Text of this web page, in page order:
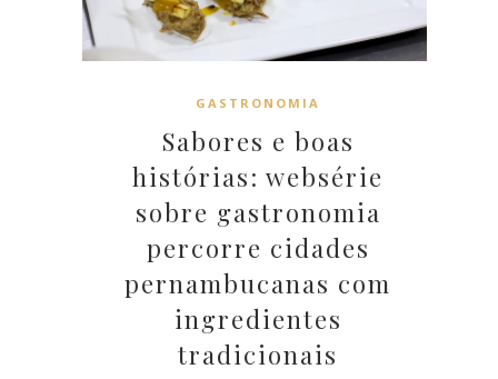
GASTRONOMIA
Sabores e boas
histórias: websérie
sobre gastronomia
percorre cidades
pernambucanas com
ingredientes
tradicionais